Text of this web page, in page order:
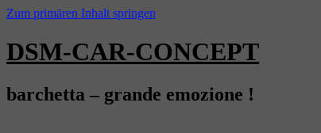
Zum primären Inhalt springen
DSM-CAR-CONCEPT
barchetta – grande emozione !